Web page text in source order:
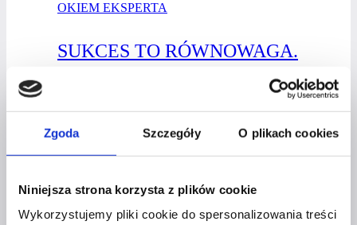
Zgoda Szczegóły O plikach cookies
Niniejsza strona korzysta z plików cookie
Wykorzystujemy pliki cookie do spersonalizowania treści
OKIEM EKSPERTA
SUKCES TO RÓWNOWAGA.
GDZIE SZUKAĆ SPEŁNIENIA?
Dowiedz się więcej
to równowaga.
Gdzie